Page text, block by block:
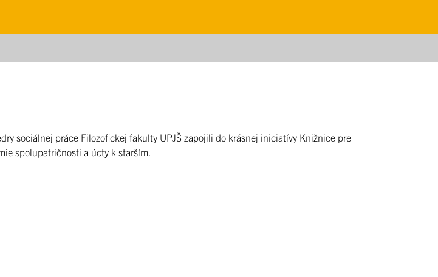
sociálnej práce Filozofickej fakulty UPJŠ zapojili do krásnej iniciatívy Knižnice pre
spolupatričnosti a úcty k starším.